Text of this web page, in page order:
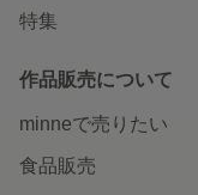
特集
作品販売について
minneで売りたい
食品販売